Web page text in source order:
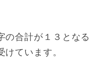
の合計が１３となる
ています。